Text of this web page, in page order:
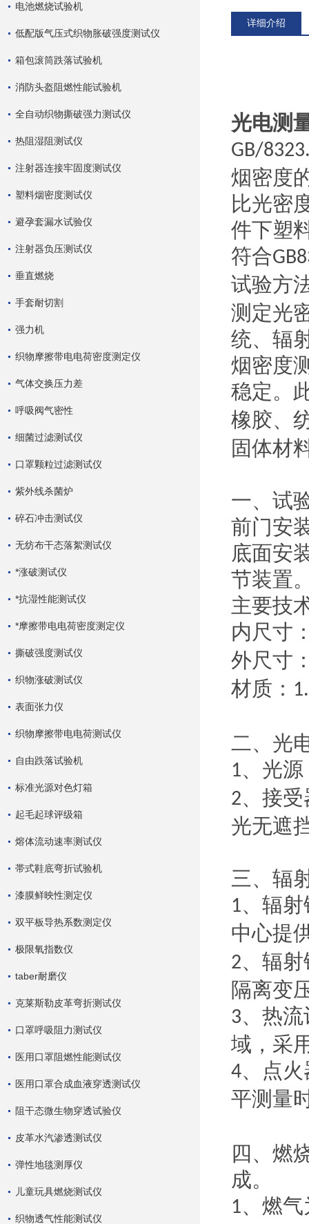
电池燃烧试验机
低配版气压式织物胀破强度测试仪
箱包滚筒跌落试验机
消防头盔阻燃性能试验机
全自动织物撕破强力测试仪
热阻湿阻测试仪
注射器连接牢固度测试仪
塑料烟密度测试仪
避孕套漏水试验仪
注射器负压测试仪
垂直燃烧
手套耐切割
强力机
织物摩擦带电电荷密度测定仪
气体交换压力差
呼吸阀气密性
细菌过滤测试仪
口罩颗粒过滤测试仪
紫外线杀菌炉
碎石冲击测试仪
无纺布干态落絮测试仪
*涨破测试仪
*抗湿性能测试仪
*摩擦带电电荷密度测定仪
撕破强度测试仪
织物涨破测试仪
表面张力仪
织物摩擦带电电荷测试仪
自由跌落试验机
标准光源对色灯箱
起毛起球评级箱
熔体流动速率测试仪
帯式鞋底弯折试验机
漆膜鲜映性测定仪
双平板导热系数测定仪
极限氧指数仪
taber耐磨仪
克莱斯勒皮革弯折测试仪
口罩呼吸阻力测试仪
医用口罩阻燃性能测试仪
医用口罩合成血液穿透测试仪
阻干态微生物穿透试验仪
皮革水汽渗透测试仪
弹性地毯测厚仪
儿童玩具燃烧测试仪
织物透气性能测试仪
详细介绍
光电测
GB/
烟密度
比光密
件下塑
符合
试验方
测定光
统、辐
烟密度
稳定。
橡胶、
固体材
一、试
前门安
底面安
节装置
主要技
内尺寸
外尺寸
材质：
二、光
1、光
2、接
光无遮
三、辐
1、辐
中心提
2、辐
隔离变
3、热
域，采
4、点
平测量
四、燃
成。
1、燃